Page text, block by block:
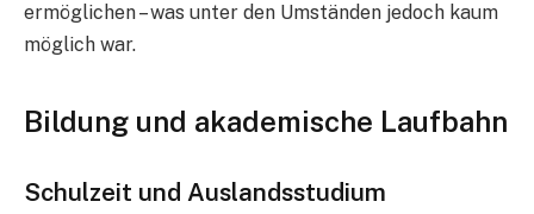
ermöglichen – was unter den Umständen jedoch kaum
möglich war.
Bildung und akademische Laufbahn
Schulzeit und Auslandsstudium